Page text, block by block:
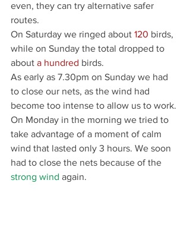
even, they can try alternative safer
routes.
On Saturday we ringed about 120 birds,
while on Sunday the total dropped to
about a hundred birds.
As early as 7.30pm on Sunday we had
to close our nets, as the wind had
become too intense to allow us to work.
On Monday in the morning we tried to
take advantage of a moment of calm
wind that lasted only 3 hours. We soon
had to close the nets because of the
strong wind again.